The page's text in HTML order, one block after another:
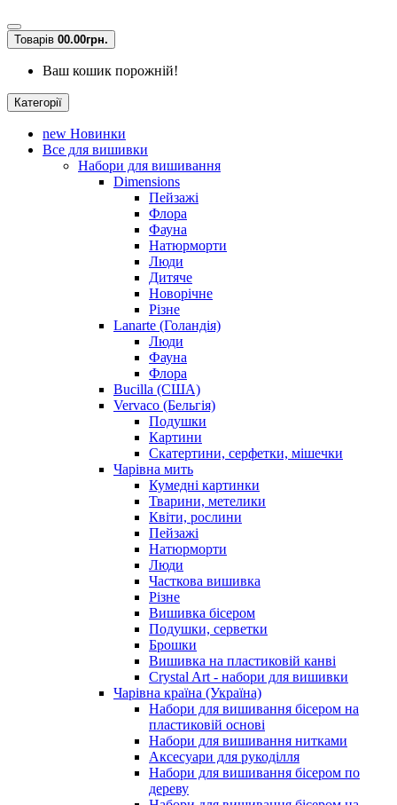
Товарів 00.00грн.
Ваш кошик порожній!
Категорії
new Новинки
Все для вишивки
Набори для вишивання
Dimensions
Пейзажі
Флора
Фауна
Натюрморти
Люди
Дитяче
Новорічне
Різне
Lanarte (Голандія)
Люди
Фауна
Флора
Bucilla (США)
Vervaco (Бельгія)
Подушки
Картини
Скатертини, серфетки, мішечки
Чарiвна мить
Кумедні картинки
Тварини, метелики
Квіти, рослини
Пейзажі
Натюрморти
Люди
Часткова вишивка
Різне
Вишивка бісером
Подушки, серветки
Брошки
Вишивка на пластиковій канві
Crystal Art - набори для вишивки
Чарівна країна (Україна)
Набори для вишивання бісером на
пластиковій основі
Набори для вишивання нитками
Аксесуари для рукоділля
Набори для вишивання бісером по
дереву